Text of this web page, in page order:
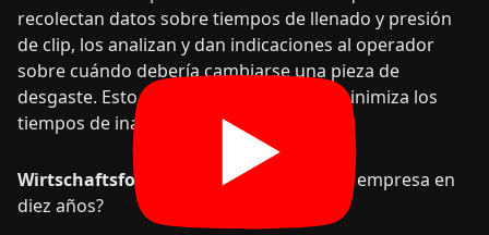
recolectan datos sobre tiempos de llenado y presión
de clip, los analizan y dan indicaciones al operador
sobre cuándo debería cambiarse una pieza de
desgaste. Esto aumenta la eficiencia y minimiza los
tiempos de inactividad.
Wirtschaftsforum:
¿Dónde ve usted a la empresa en
diez años?